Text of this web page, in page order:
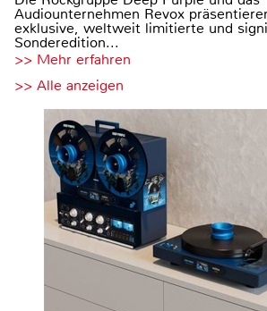
Audiounternehmen Revox
exklusive, weltweit limitierte und
Sonderedition...
>> Mehr erfahren
>> Alle anzeigen